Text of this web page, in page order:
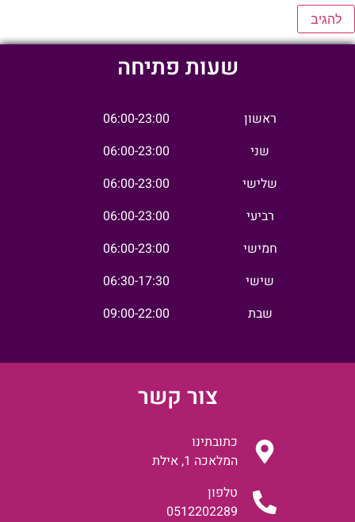
שעות פתיחה
ראשון
שני
שלישי
רביעי
חמישי
שישי
שבת
06:00-23:00
06:00-23:00
06:00-23:00
06:00-23:00
06:00-23:00
06:30-17:30
09:00-22:00
צור קשר
כתובתינו
המלאכה 1, אילת
טלפון
0512202289